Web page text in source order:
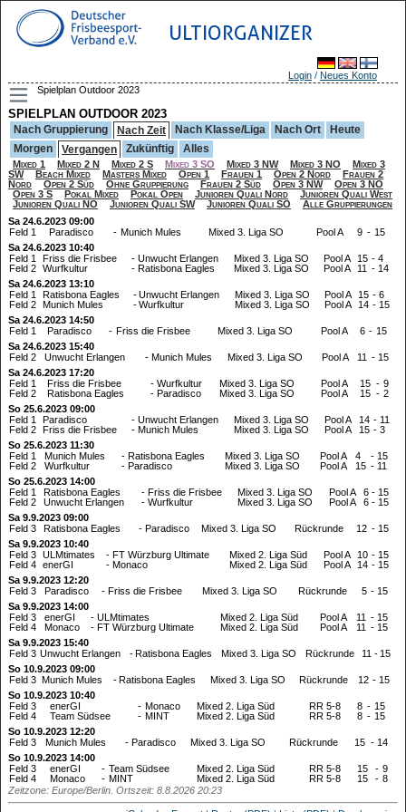
ULTIORGANIZER
Login / Neues Konto
Spielplan Outdoor 2023
SPIELPLAN OUTDOOR 2023
Nach Gruppierung Nach Zeit Nach Klasse/Liga Nach Ort
Heute
Morgen
Vergangen Zukünftig Alles
Mixed 1 Mixed 2 N Mixed 2 S Mixed 3 SO Mixed 3 NW Mixed 3 NO
Mixed 3
SW
Beach Mixed Masters Mixed Open 1 Frauen 1 Open 2 Nord
Frauen 2
Nord
Open 2 Süd Ohne Gruppierung Frauen 2 Süd Open 3 NW
Open 3 NO
Open 3 S
Pokal Mixed Pokal Open Junioren Quali Nord
Junioren Quali West
Junioren Quali NO
Junioren Quali SW Junioren Quali SO
Alle Gruppierungen
Sa 24.6.2023 09:00
Feld 1
Paradisco - Munich Mules Mixed 3. Liga SO Pool A 9 - 15
Sa 24.6.2023 10:40
Feld 1
Friss die Frisbee - Unwucht Erlangen Mixed 3. Liga SO Pool A 15 - 4
Feld 2 Wurfkultur - Ratisbona Eagles Mixed 3. Liga SO Pool A 11 - 14
Sa 24.6.2023 13:10
Feld 1
Ratisbona Eagles -Unwucht Erlangen Mixed 3. Liga SO Pool A 15 - 6
Feld 2 Munich Mules -Wurfkultur Mixed 3. Liga SO Pool A 14 - 15
Sa 24.6.2023 14:50
Feld 1
Paradisco - Friss die Frisbee Mixed 3. Liga SO Pool A 6 - 15
Sa 24.6.2023 15:40
Feld 2
Unwucht Erlangen - Munich Mules Mixed 3. Liga SO Pool A 11 - 15
Sa 24.6.2023 17:20
Feld 1
Friss die Frisbee - Wurfkultur Mixed 3. Liga SO Pool A 15 - 9
Feld 2
Ratisbona Eagles - Paradisco Mixed 3. Liga SO Pool A 15 - 2
So 25.6.2023 09:00
Feld 1
Paradisco - Unwucht Erlangen Mixed 3. Liga SO Pool A 14 - 11
Feld 2 Friss die Frisbee - Munich Mules Mixed 3. Liga SO Pool A 15 - 3
So 25.6.2023 11:30
Feld 1
Munich Mules - Ratisbona Eagles Mixed 3. Liga SO Pool A 4 - 15
Feld 2
Wurfkultur - Paradisco Mixed 3. Liga SO Pool A 15 - 11
So 25.6.2023 14:00
Feld 1
Ratisbona Eagles - Friss die Frisbee Mixed 3. Liga SO Pool A 6 - 15
Feld 2
Unwucht Erlangen - Wurfkultur Mixed 3. Liga SO Pool A 6 - 15
Sa 9.9.2023 09:00
Feld 3
Ratisbona Eagles - Paradisco Mixed 3. Liga SO Rückrunde 12 - 15
Sa 9.9.2023 10:40
Feld 3 ULMtimates - FT Würzburg Ultimate Mixed 2. Liga Süd Pool A 10 - 15
Feld 4 enerGI - Monaco Mixed 2. Liga Süd Pool A 14 - 15
Sa 9.9.2023 12:20
Feld 3
Paradisco - Friss die Frisbee Mixed 3. Liga SO Rückrunde 5 - 15
Sa 9.9.2023 14:00
Feld 3
enerGI - ULMtimates Mixed 2. Liga Süd Pool A 11 - 15
Feld 4
Monaco - FT Würzburg Ultimate Mixed 2. Liga Süd Pool A 11 - 15
Sa 9.9.2023 15:40
Feld 3 Unwucht Erlangen -Ratisbona Eagles Mixed 3. Liga SO Rückrunde 11 - 15
So 10.9.2023 09:00
Feld 3 Munich Mules -Ratisbona Eagles Mixed 3. Liga SO Rückrunde 12 - 15
So 10.9.2023 10:40
Feld 3
enerGI - Monaco Mixed 2. Liga Süd RR 5-8 8 - 15
Feld 4
Team Südsee - MINT Mixed 2. Liga Süd RR 5-8 8 - 15
So 10.9.2023 12:20
Feld 3
Munich Mules - Paradisco Mixed 3. Liga SO Rückrunde 15 - 14
So 10.9.2023 14:00
Feld 3
enerGI - Team Südsee Mixed 2. Liga Süd RR 5-8 15 - 9
Feld 4
Monaco - MINT Mixed 2. Liga Süd RR 5-8 15 - 8
Zeitzone: Europe/Berlin. Ortszeit: 8.8.2026 20:23